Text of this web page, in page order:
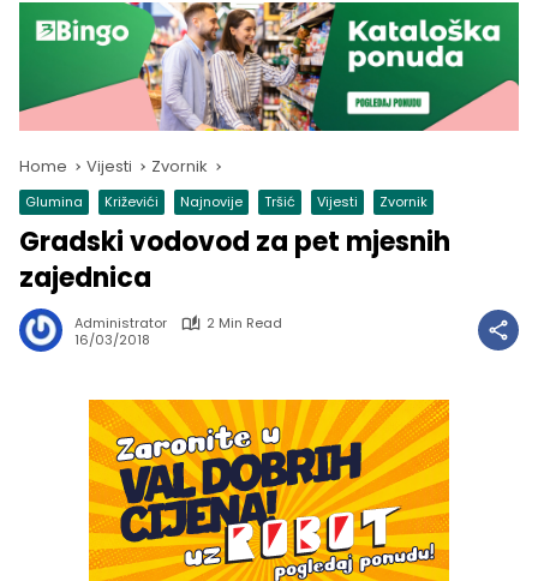
Home Vijesti Zvornik
Glumina Križevići Najnovije Tršić Vijesti Zvornik
Gradski vodovod za pet mjesnih
zajednica
Administrator
2 Min Read
16/03/2018